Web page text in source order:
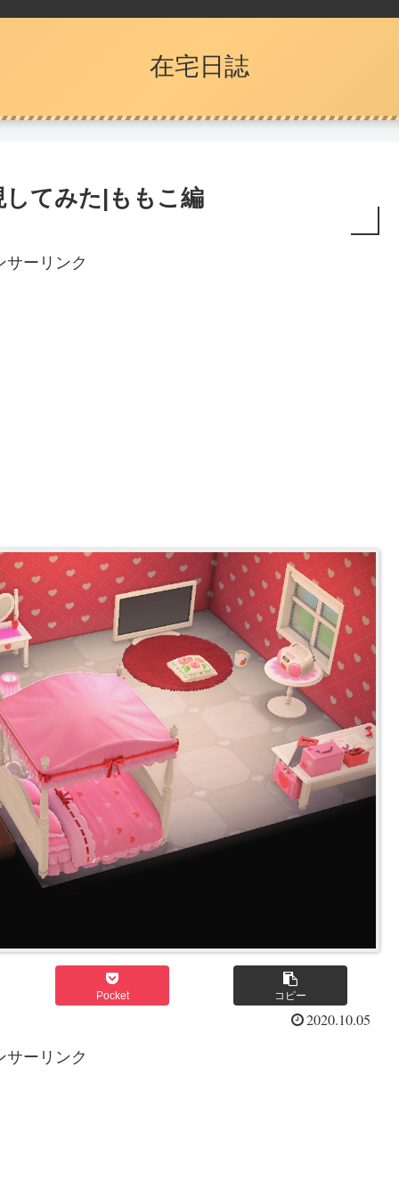
在宅日誌
てみた|ももこ編
サーリンク
Pocket コピー
2020.10.05
サーリンク